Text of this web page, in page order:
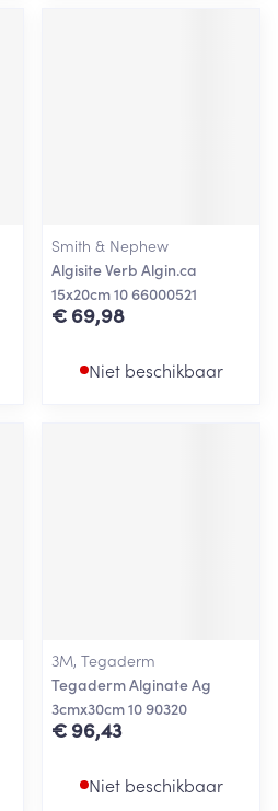
Smith & Nephew
Algisite Verb Algin.ca
15x20cm 10 66000521
€ 69,98
Niet beschikbaar
3M, Tegaderm
Tegaderm Alginate Ag
3cmx30cm 10 90320
€ 96,43
Niet beschikbaar